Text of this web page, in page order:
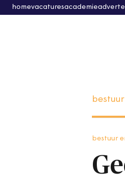
homevacaturesacademie
bestuur